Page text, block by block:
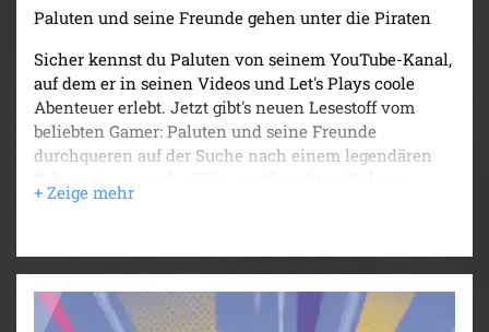
Paluten und seine Freunde gehen unter die Piraten
Sicher kennst du Paluten von seinem YouTube-Kanal,
auf dem er in seinen Videos und Let's Plays coole
Abenteuer erlebt. Jetzt gibt's neuen Lesestoff vom
beliebten Gamer: Paluten und seine Freunde
durchqueren auf der Suche nach einem legendären
FREEDOM: das gefährliche Berschmuda-Dreieck.